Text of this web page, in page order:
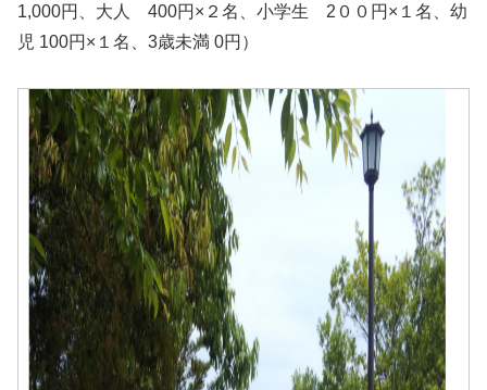
1,000円、大人 400円×２名、小学生 2００円×１名、幼
児 100円×１名、3歳未満 0円）